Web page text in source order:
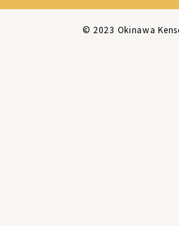
©︎ 2023 Okinawa